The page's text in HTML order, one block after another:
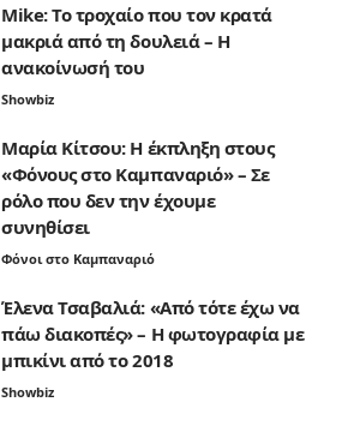
Mike: Το τροχαίο που τον κρατά
μακριά από τη δουλειά – Η
ανακοίνωσή του
Showbiz
Μαρία Κίτσου: Η έκπληξη στους
«Φόνους στο Καμπαναριό» – Σε
ρόλο που δεν την έχουμε
συνηθίσει
Φόνοι στο Καμπαναριό
Έλενα Τσαβαλιά: «Από τότε έχω να
πάω διακοπές» – Η φωτογραφία με
μπικίνι από το 2018
Showbiz